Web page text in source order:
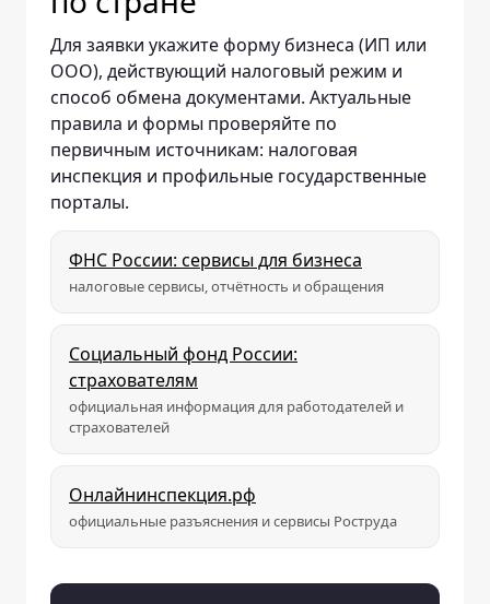
Для заявки укажите форму бизнеса (ИП или
ООО), действующий налоговый режим и
способ обмена документами. Актуальные
правила и формы проверяйте по
первичным источникам: налоговая
инспекция и профильные государственные
порталы.
ФНС России: сервисы для бизнеса
налоговые сервисы, отчётность и обращения
Социальный фонд России:
страхователям
официальная информация для работодателей и
страхователей
Онлайнинспекция.рф
официальные разъяснения и сервисы Роструда